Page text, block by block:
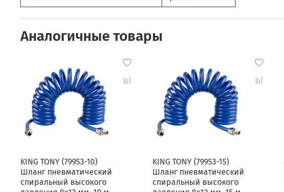
Аналогичные товары
KING TONY (79953-10)
Шланг пневматический
спиральный высокого
KING TONY (79953-15)
Шланг пневматический
спиральный высокого